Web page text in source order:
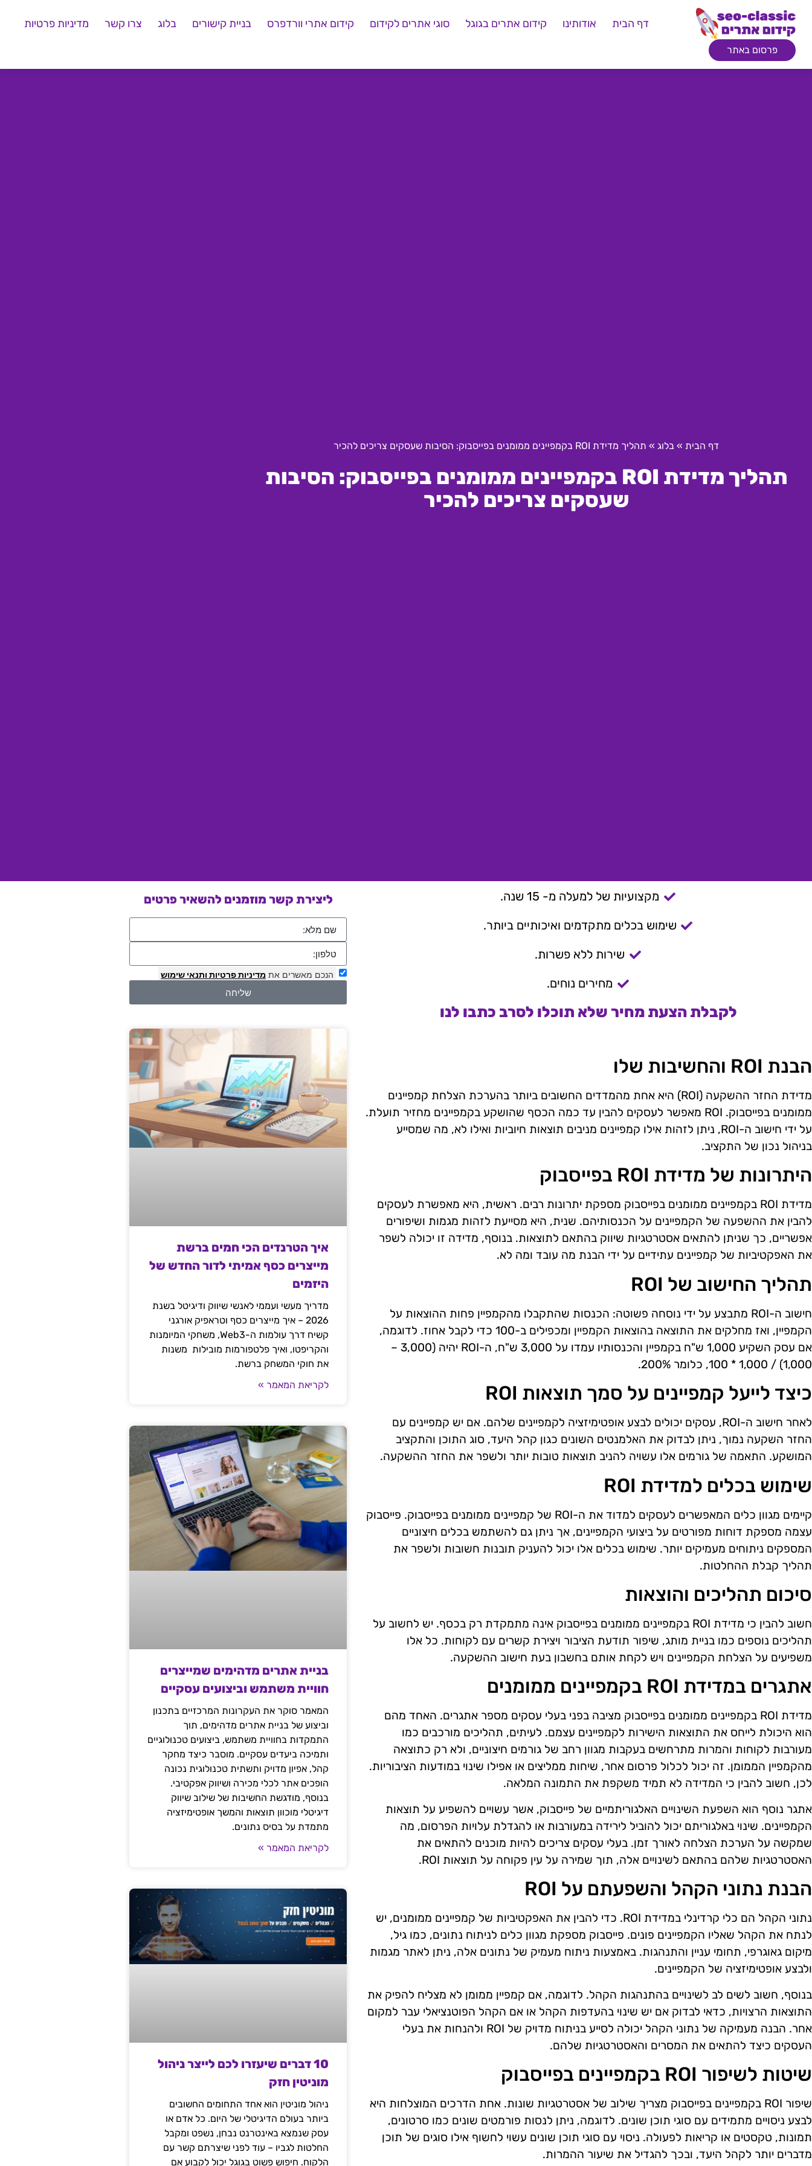
דף הבית אודותינו קידום אתרים בגוגל סוגי אתרים לקידום קידום אתרי וורדפרס בניית קישורים בלוג צרו קשר מדיניות פרטיות
פרסום באתר
דף הבית » בלוג » תהליך מדידת ROI בקמפיינים ממומנים בפייסבוק: הסיבות שעסקים צריכים להכיר
תהליך מדידת ROI בקמפיינים ממומנים בפייסבוק: הסיבות
שעסקים צריכים להכיר
מקצועיות של למעלה מ- 15 שנה.
שימוש בכלים מתקדמים ואיכותיים ביותר.
שירות ללא פשרות.
מחירים נוחים.
לקבלת הצעת מחיר שלא תוכלו לסרב כתבו לנו
הבנת ROI והחשיבות שלו
מדידת החזר ההשקעה (ROI) היא אחת מהמדדים החשובים ביותר בהערכת הצלחת קמפיינים
ממומנים בפייסבוק. ROI מאפשר לעסקים להבין עד כמה הכסף שהושקע בקמפיינים מחזיר תועלת.
על ידי חישוב ה-ROI, ניתן לזהות אילו קמפיינים מניבים תוצאות חיוביות ואילו לא, מה שמסייע
בניהול נכון של התקציב.
היתרונות של מדידת ROI בפייסבוק
מדידת ROI בקמפיינים ממומנים בפייסבוק מספקת יתרונות רבים. ראשית, היא מאפשרת לעסקים
להבין את ההשפעה של הקמפיינים על הכנסותיהם. שנית, היא מסייעת לזהות מגמות ושיפורים
אפשריים, כך שניתן להתאים אסטרטגיות שיווק בהתאם לתוצאות. בנוסף, מדידה זו יכולה לשפר
את האפקטיביות של קמפיינים עתידיים על ידי הבנת מה עובד ומה לא.
תהליך החישוב של ROI
חישוב ה-ROI מתבצע על ידי נוסחה פשוטה: הכנסות שהתקבלו מהקמפיין פחות ההוצאות על
הקמפיין, ואז מחלקים את התוצאה בהוצאות הקמפיין ומכפילים ב-100 כדי לקבל אחוז. לדוגמה,
אם עסק השקיע 1,000 ש"ח בקמפיין והכנסותיו עמדו על 3,000 ש"ח, ה-ROI יהיה (3,000 –
1,000) / 1,000 * 100, כלומר 200%.
כיצד לייעל קמפיינים על סמך תוצאות ROI
לאחר חישוב ה-ROI, עסקים יכולים לבצע אופטימיזציה לקמפיינים שלהם. אם יש קמפיינים עם
החזר השקעה נמוך, ניתן לבדוק את האלמנטים השונים כגון קהל היעד, סוג התוכן והתקציב
המושקע. התאמה של גורמים אלו עשויה להניב תוצאות טובות יותר ולשפר את החזר ההשקעה.
שימוש בכלים למדידת ROI
קיימים מגוון כלים המאפשרים לעסקים למדוד את ה-ROI של קמפיינים ממומנים בפייסבוק. פייסבוק
עצמה מספקת דוחות מפורטים על ביצועי הקמפיינים, אך ניתן גם להשתמש בכלים חיצוניים
המספקים ניתוחים מעמיקים יותר. שימוש בכלים אלו יכול להעניק תובנות חשובות ולשפר את
תהליך קבלת ההחלטות.
סיכום תהליכים והוצאות
חשוב להבין כי מדידת ROI בקמפיינים ממומנים בפייסבוק אינה מתמקדת רק בכסף. יש לחשוב על
תהליכים נוספים כמו בניית מותג, שיפור תודעת הציבור ויצירת קשרים עם לקוחות. כל אלו
משפיעים על הצלחת הקמפיינים ויש לקחת אותם בחשבון בעת חישוב ההשקעה.
אתגרים במדידת ROI בקמפיינים ממומנים
מדידת ROI בקמפיינים ממומנים בפייסבוק מציבה בפני בעלי עסקים מספר אתגרים. האחד מהם
הוא היכולת לייחס את התוצאות הישירות לקמפיינים עצמם. לעיתים, תהליכים מורכבים כמו
מעורבות לקוחות והמרות מתרחשים בעקבות מגוון רחב של גורמים חיצוניים, ולא רק כתוצאה
מהקמפיין הממומן. זה יכול לכלול פרסום אחר, שיחות ממליצים או אפילו שינוי במודעות הציבוריות.
לכן, חשוב להבין כי המדידה לא תמיד משקפת את התמונה המלאה.
אתגר נוסף הוא השפעת השינויים האלגוריתמיים של פייסבוק, אשר עשויים להשפיע על תוצאות
הקמפיינים. שינוי באלגוריתם יכול להוביל לירידה במעורבות או להגדלת עלויות הפרסום, מה
שמקשה על הערכת הצלחה לאורך זמן. בעלי עסקים צריכים להיות מוכנים להתאים את
האסטרטגיות שלהם בהתאם לשינויים אלה, תוך שמירה על עין פקוחה על תוצאות ROI.
הבנת נתוני הקהל והשפעתם על ROI
נתוני הקהל הם כלי קרדינלי במדידת ROI. כדי להבין את האפקטיביות של קמפיינים ממומנים, יש
לנתח את הקהל שאליו הקמפיינים פונים. פייסבוק מספקת מגוון כלים לניתוח נתונים, כמו גיל,
מיקום גאוגרפי, תחומי עניין והתנהגות. באמצעות ניתוח מעמיק של נתונים אלה, ניתן לאתר מגמות
ולבצע אופטימיזציה של הקמפיינים.
בנוסף, חשוב לשים לב לשינויים בהתנהגות הקהל. לדוגמה, אם קמפיין ממומן לא מצליח להפיק את
התוצאות הרצויות, כדאי לבדוק אם יש שינוי בהעדפות הקהל או אם הקהל הפוטנציאלי עבר למקום
אחר. הבנה מעמיקה של נתוני הקהל יכולה לסייע בניתוח מדויק של ROI ולהנחות את בעלי
העסקים כיצד להתאים את המסרים והאסטרטגיות שלהם.
שיטות לשיפור ROI בקמפיינים בפייסבוק
שיפור ROI בקמפיינים בפייסבוק מצריך שילוב של אסטרטגיות שונות. אחת הדרכים המוצלחות היא
לבצע ניסויים מתמידים עם סוגי תוכן שונים. לדוגמה, ניתן לנסות פורמטים שונים כמו סרטונים,
תמונות, טקסטים או קריאות לפעולה. ניסוי עם סוגי תוכן שונים עשוי לחשוף אילו סוגים של תוכן
מדברים יותר לקהל היעד, ובכך להגדיל את שיעור ההמרות.
ליצירת קשר מוזמנים להשאיר פרטים
הנכם מאשרים את מדיניות פרטיות ותנאי שימוש
שליחה
איך הטרנדים הכי חמים ברשת
מייצרים כסף אמיתי לדור החדש של
היזמים
מדריך מעשי ועממי לאנשי שיווק ודיגיטל בשנת
2026 – איך מייצרים כסף וטראפיק אורגני
קשיח דרך עולמות ה-Web3, משחקי המיומנות
והקריפטו, ואיך פלטפורמות מובילות משנות
את חוקי המשחק ברשת.
לקריאת המאמר »
בניית אתרים מדהימים שמייצרים
חוויית משתמש וביצועים עסקיים
המאמר סוקר את העקרונות המרכזיים בתכנון
וביצוע של בניית אתרים מדהימים, תוך
התמקדות בחוויית משתמש, ביצועים טכנולוגיים
ותמיכה ביעדים עסקיים. מוסבר כיצד מחקר
קהל, אפיון מדויק ותשתית טכנולוגית נכונה
הופכים אתר לכלי מכירה ושיווק אפקטיבי.
בנוסף, מודגשת החשיבות של שילוב שיווק
דיגיטלי מוכוון תוצאות והמשך אופטימיזציה
מתמדת על בסיס נתונים.
לקריאת המאמר »
10 דברים שיעזרו לכם לייצר ניהול
מוניטין חזק
ניהול מוניטין הוא אחד התחומים החשובים
ביותר בעולם הדיגיטלי של היום. כל אדם או
עסק שנמצא באינטרנט נבחן, נשפט ומקבל
החלטות לגביו – עוד לפני שיצרתם קשר עם
הלקוח. חיפוש פשוט בגוגל יכול לקבוע אם